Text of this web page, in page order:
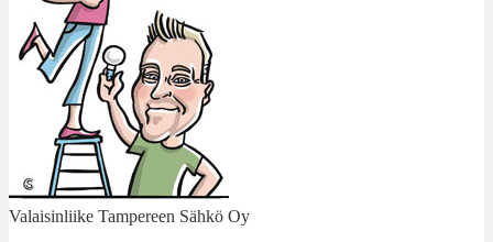
Valaisinliike Tampereen Sähkö Oy